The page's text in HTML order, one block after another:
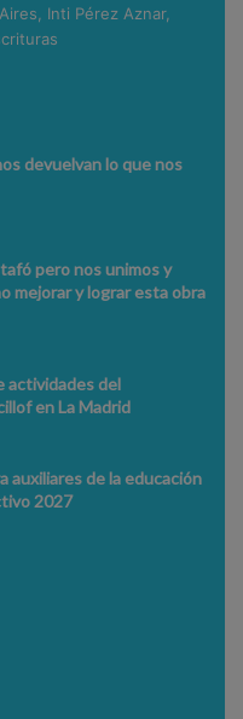
Inti Pérez Aznar,
devuelvan lo que nos
pero nos unimos y
mejorar y lograr esta obra
actividades del
en La Madrid
auxiliares de la educación
2027